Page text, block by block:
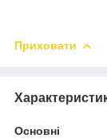
Приховати
Основні